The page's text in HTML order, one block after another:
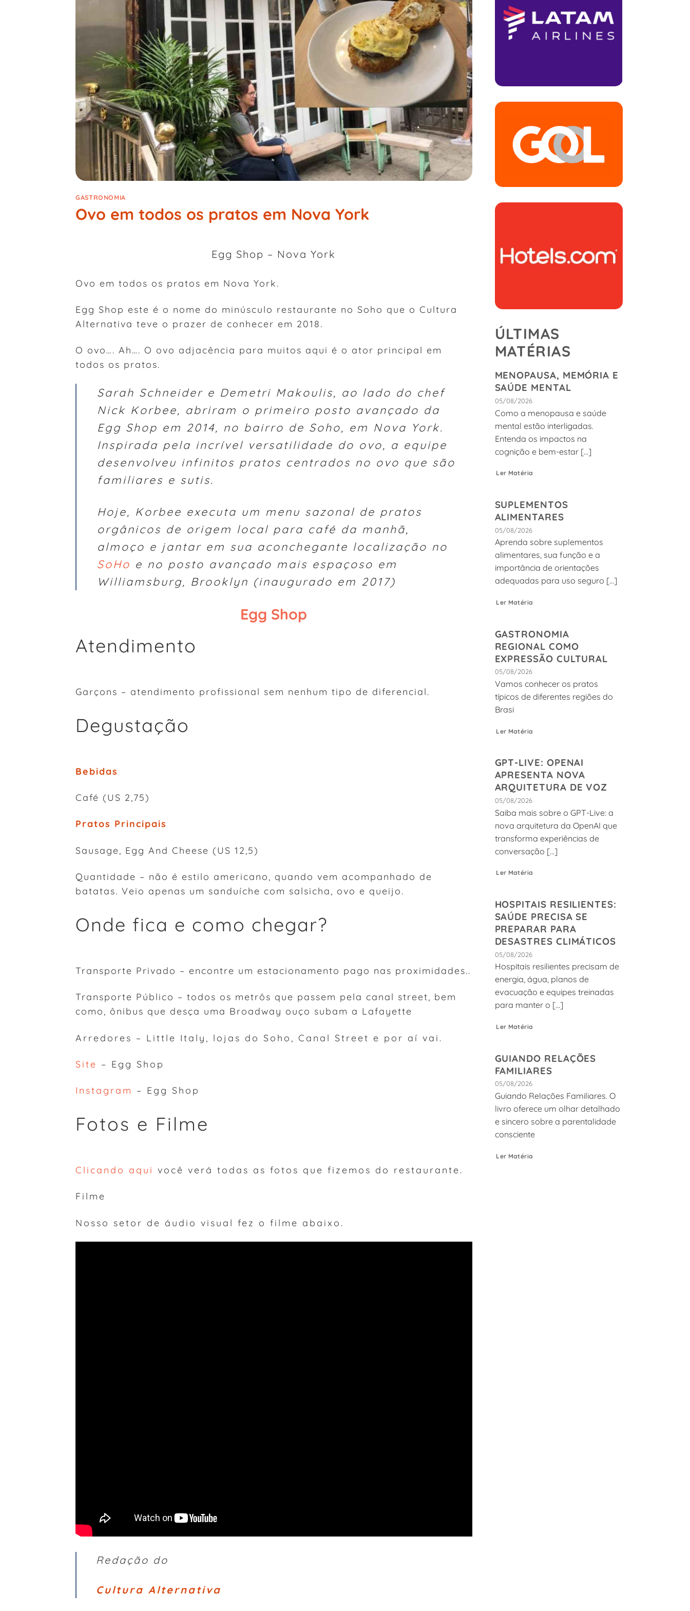
GASTRONOMIA
Ovo em todos os pratos em Nova York
Egg Shop – Nova York
Ovo em todos os pratos em Nova York.
Egg Shop este é o nome do minúsculo restaurante no Soho que o Cultura
Alternativa teve o prazer de conhecer em 2018.
O ovo…. Ah…. O ovo adjacência para muitos aqui é o ator principal em
todos os pratos.
Sarah Schneider e Demetri Makoulis, ao lado do chef
Nick Korbee, abriram o primeiro posto avançado da
Egg Shop em 2014, no bairro de Soho, em Nova York.
Inspirada pela incrível versatilidade do ovo, a equipe
desenvolveu infinitos pratos centrados no ovo que são
familiares e sutis.
Hoje, Korbee executa um menu sazonal de pratos
orgânicos de origem local para café da manhã,
almoço e jantar em sua aconchegante localização no
SoHo e no posto avançado mais espaçoso em
Williamsburg, Brooklyn (inaugurado em 2017)
Egg Shop
Atendimento
Garçons – atendimento profissional sem nenhum tipo de diferencial.
Degustação
Bebidas
Café (US 2,75)
Pratos Principais
Sausage, Egg And Cheese (US 12,5)
Quantidade – não é estilo americano, quando vem acompanhado de
batatas. Veio apenas um sanduíche com salsicha, ovo e queijo.
Onde fica e como chegar?
Transporte Privado – encontre um estacionamento pago nas proximidades..
Transporte Público – todos os metrôs que passem pela canal street, bem
como, ônibus que desça uma Broadway ouço subam a Lafayette
Arredores – Little Italy, lojas do Soho, Canal Street e por aí vai.
Site – Egg Shop
Instagram – Egg Shop
Fotos e Filme
Clicando aqui você verá todas as fotos que fizemos do restaurante.
Filme
Nosso setor de áudio visual fez o filme abaixo.
Redação do
Cultura Alternativa
ÚLTIMAS
MATÉRIAS
MENOPAUSA, MEMÓRIA E
SAÚDE MENTAL
05/08/2026
Como a menopausa e saúde
mental estão interligadas.
Entenda os impactos na
cognição e bem-estar [...]
Ler Matéria
SUPLEMENTOS
ALIMENTARES
05/08/2026
Aprenda sobre suplementos
alimentares, sua função e a
importância de orientações
adequadas para uso seguro [...]
Ler Matéria
GASTRONOMIA
REGIONAL COMO
EXPRESSÃO CULTURAL
05/08/2026
Vamos conhecer os pratos
típicos de diferentes regiões do
Brasi
Ler Matéria
GPT-LIVE: OPENAI
APRESENTA NOVA
ARQUITETURA DE VOZ
05/08/2026
Saiba mais sobre o GPT-Live: a
nova arquitetura da OpenAI que
transforma experiências de
conversação [...]
Ler Matéria
HOSPITAIS RESILIENTES:
SAÚDE PRECISA SE
PREPARAR PARA
DESASTRES CLIMÁTICOS
05/08/2026
Hospitais resilientes precisam de
energia, água, planos de
evacuação e equipes treinadas
para manter o [...]
Ler Matéria
GUIANDO RELAÇÕES
FAMILIARES
05/08/2026
Guiando Relações Familiares. O
livro oferece um olhar detalhado
e sincero sobre a parentalidade
consciente
Ler Matéria